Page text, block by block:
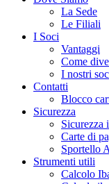
La Sede
Le Filiali
I Soci
Vantaggi
Come
I nostri
Contatti
Blocco
Sicurezza
Sicurezza
Carte di
Sportello
Strumenti utili
Calcolo